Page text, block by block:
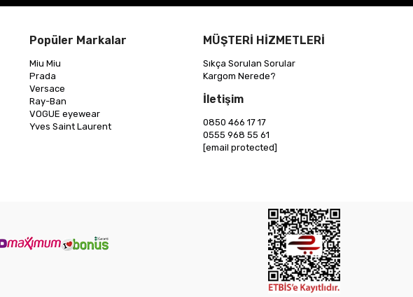
Popüler Markalar
Miu Miu
Prada
Versace
Ray-Ban
VOGUE eyewear
Yves Saint Laurent
MÜŞTERİ HİZMETLERİ
Sıkça Sorulan Sorular
Kargom Nerede?
İletişim
0850 466 17 17
0555 968 55 61
[email protected]